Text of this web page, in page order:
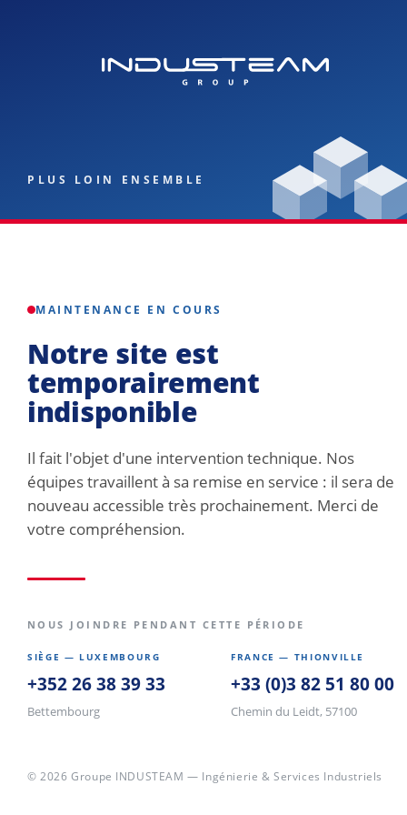
PLUS LOIN ENSEMBLE
MAINTENANCE EN COURS
Notre site est
temporairement
indisponible
Il fait l'objet d'une intervention technique. Nos
équipes travaillent à sa remise en service : il sera de
nouveau accessible très prochainement. Merci de
votre compréhension.
NOUS JOINDRE PENDANT CETTE PÉRIODE
SIÈGE — LUXEMBOURG
+352 26 38 39 33
Bettembourg
FRANCE — THIONVILLE
+33 (0)3 82 51 80 00
Chemin du Leidt, 57100
© 2026 Groupe INDUSTEAM — Ingénierie & Services Industriels